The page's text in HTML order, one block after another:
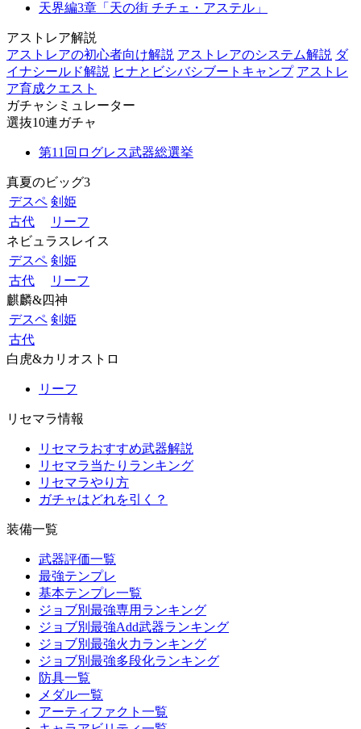
天界編3章「天の街 チチェ・アステル」
アストレア解説
アストレアの初心者向け解説 アストレアのシステム解説 ダ
イナシールド解説 ヒナとビシバシブートキャンプ アストレ
ア育成クエスト
ガチャシミュレーター
選抜10連ガチャ
第11回ログレス武器総選挙
真夏のビッグ3
デスペ 剣姫
古代
リーフ
ネビュラスレイス
デスペ 剣姫
古代
リーフ
麒麟&四神
デスペ 剣姫
古代
白虎&カリオストロ
リーフ
リセマラ情報
リセマラおすすめ武器解説
リセマラ当たりランキング
リセマラやり方
ガチャはどれを引く？
装備一覧
武器評価一覧
最強テンプレ
基本テンプレ一覧
ジョブ別最強専用ランキング
ジョブ別最強Add武器ランキング
ジョブ別最強火力ランキング
ジョブ別最強多段化ランキング
防具一覧
メダル一覧
アーティファクト一覧